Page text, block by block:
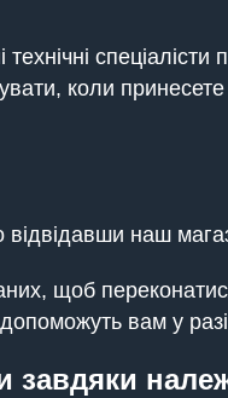
коли принесете
наш
щоб
вам у
завдяки